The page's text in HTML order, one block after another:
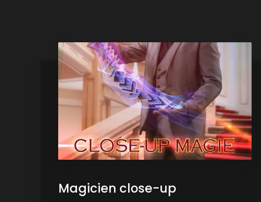
Magicien close-up